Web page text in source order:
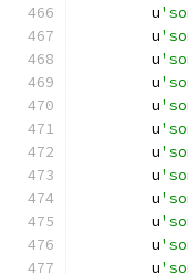
        u
        u
        u
        u
        u
        u
        u
        u
        u
        u
        u
        u